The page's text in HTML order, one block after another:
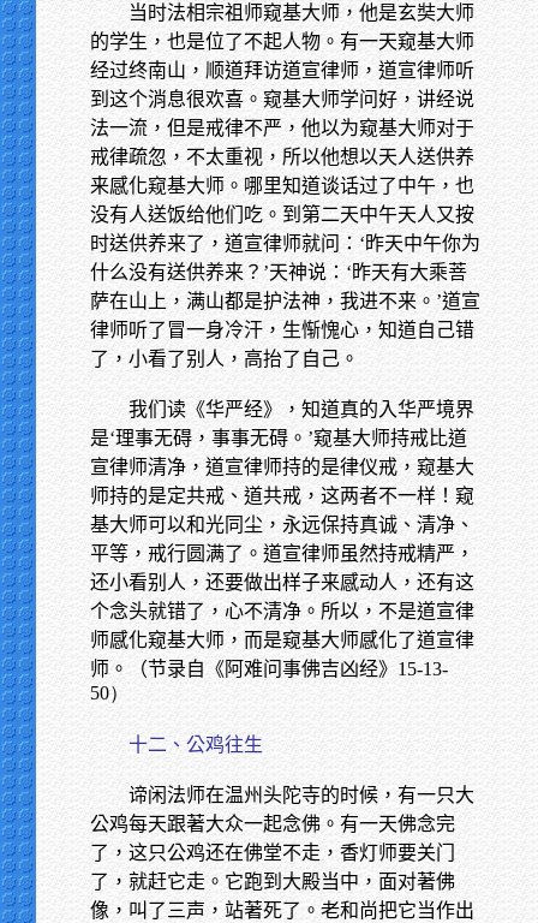
当时法相宗祖师窥基大师，他是玄奘大师
的学生，也是位了不起人物。有一天窥基大师
经过终南山，顺道拜访道宣律师，道宣律师听
到这个消息很欢喜。窥基大师学问好，讲经说
法一流，但是戒律不严，他以为窥基大师对于
戒律疏忽，不太重视，所以他想以天人送供养
来感化窥基大师。哪里知道谈话过了中午，也
没有人送饭给他们吃。到第二天中午天人又按
时送供养来了，道宣律师就问：‘昨天中午你为
什么没有送供养来？’天神说：‘昨天有大乘菩
萨在山上，满山都是护法神，我进不来。’道宣
律师听了冒一身冷汗，生惭愧心，知道自己错
了，小看了别人，高抬了自己。
我们读《华严经》，知道真的入华严境界
是‘理事无碍，事事无碍。’窥基大师持戒比道
宣律师清净，道宣律师持的是律仪戒，窥基大
师持的是定共戒、道共戒，这两者不一样！窥
基大师可以和光同尘，永远保持真诚、清净、
平等，戒行圆满了。道宣律师虽然持戒精严，
还小看别人，还要做出样子来感动人，还有这
个念头就错了，心不清净。所以，不是道宣律
师感化窥基大师，而是窥基大师感化了道宣律
师。（节录自《阿难问事佛吉凶经》15-13-
50）
十二、公鸡往生
谛闲法师在温州头陀寺的时候，有一只大
公鸡每天跟著大众一起念佛。有一天佛念完
了，这只公鸡还在佛堂不走，香灯师要关门
了，就赶它走。它跑到大殿当中，面对著佛
像，叫了三声，站著死了。老和尚把它当作出